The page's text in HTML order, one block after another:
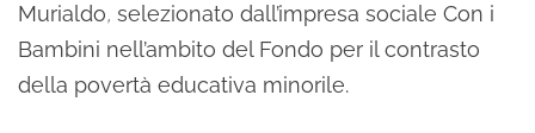
Murialdo, selezionato dall’impresa sociale Con i
Bambini nell’ambito del Fondo per il contrasto
della povertà educativa minorile.